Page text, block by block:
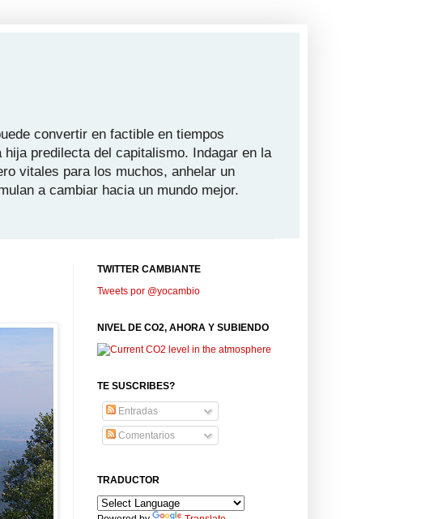
convertir en factible en tiempos
predilecta del capitalismo. Indagar en la
vitales para los muchos, anhelar un
a cambiar hacia un mundo mejor.
TWITTER CAMBIANTE
Tweets por @yocambio
NIVEL DE CO2, AHORA Y SUBIENDO
TE SUSCRIBES?
Entradas
Comentarios
TRADUCTOR